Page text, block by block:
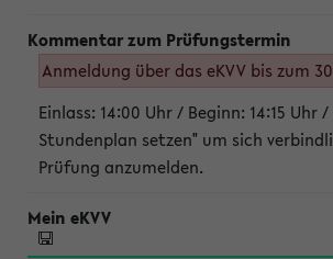
Anmeldung über das eKVV bis zum
Einlass: 14:00 Uhr / Beginn: 14:15 Uhr
Stundenplan setzen" um sich
Prüfung anzumelden.